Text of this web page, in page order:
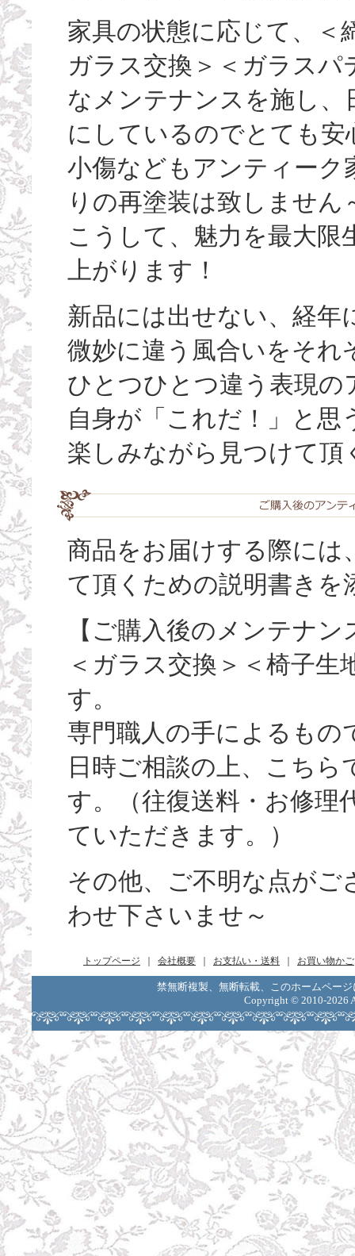
家具の状態に応じて、＜
ガラス交換＞＜ガラスパ
なメンテナンスを施し
にしているのでとても安
小傷などもアンティーク
りの再塗装は致しません
こうして、魅力を最大
上がります！
新品には出せない、経年
微妙に違う風合いをそれ
ひとつひとつ違う表現
自身が「これだ！」と
楽しみながら見つけて頂
商品をお届けする際には
て頂くための説明書きを
【ご購入後のメンテナ
＜ガラス交換＞＜椅子
す。
専門職人の手によるもの
日時ご相談の上、こち
す。（往復送料・お修理
ていただきます。）
その他、ご不明な点が
わせ下さいませ～
トップページ 会社概要 お支払い・送料 お買い物かご
禁無断複製、無断転載、このホームペー
Copyright © 2010-2026